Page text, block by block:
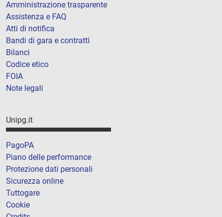
Amministrazione trasparente
Assistenza e FAQ
Atti di notifica
Bandi di gara e contratti
Bilanci
Codice etico
FOIA
Note legali
Unipg.it
PagoPA
Piano delle performance
Protezione dati personali
Sicurezza online
Tuttogare
Cookie